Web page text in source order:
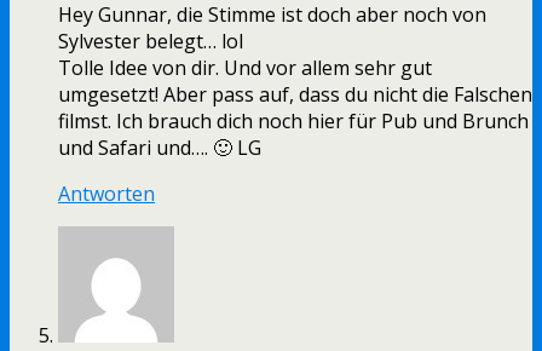
Hey Gunnar, die Stimme ist doch aber noch von
Sylvester belegt… lol
Tolle Idee von dir. Und vor allem sehr gut
umgesetzt! Aber pass auf, dass du nicht die Falschen
filmst. Ich brauch dich noch hier für Pub und Brunch
und Safari und…. 🙂 LG
Antworten